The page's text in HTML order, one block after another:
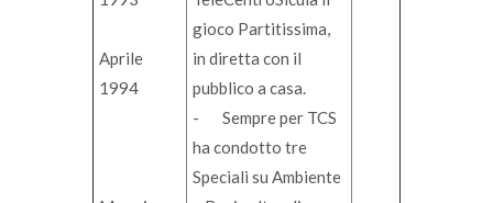
Aprile
1994
gioco Partitissima,
in diretta con il
pubblico a casa.
- Sempre per TCS
ha condotto tre
Speciali su Ambiente